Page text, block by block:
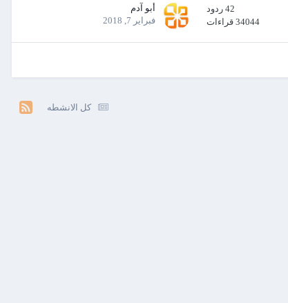
42 ردود
34044 قراءات
أبو آدم
فبراير 7, 2018
كل الانشطه